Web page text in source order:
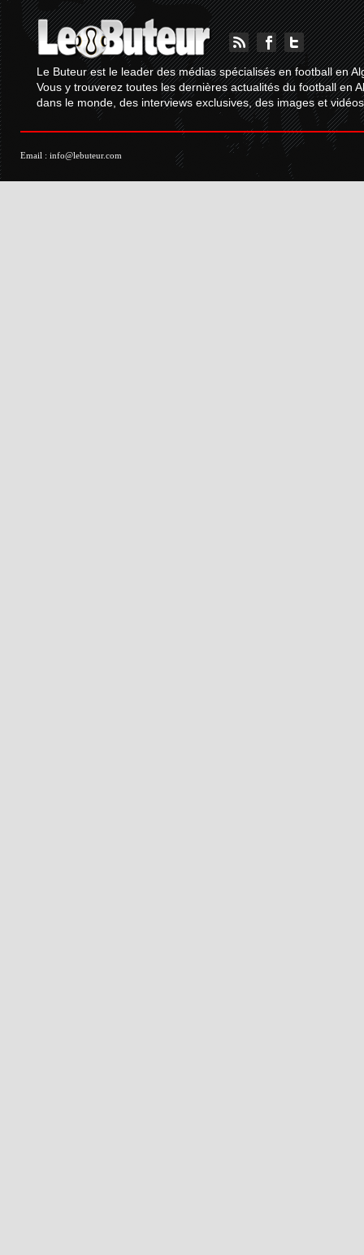
Le Buteur est le leader des médias spécialisés en football en
Vous y trouverez toutes les dernières actualités du football en
dans le monde, des interviews exclusives, des images et
Email : info@lebuteur.com